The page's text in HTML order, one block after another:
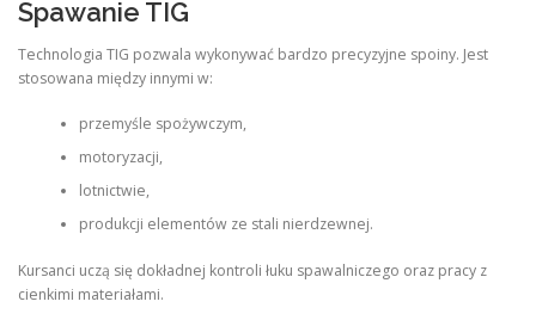
Spawanie TIG
Technologia TIG pozwala wykonywać bardzo precyzyjne spoiny. Jest
stosowana między innymi w:
przemyśle spożywczym,
motoryzacji,
lotnictwie,
produkcji elementów ze stali nierdzewnej.
Kursanci uczą się dokładnej kontroli łuku spawalniczego oraz pracy z
cienkimi materiałami.